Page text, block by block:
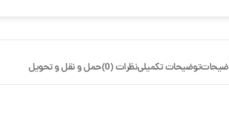
توضیحات تکمیلینظرات (0) حمل و نقل و تحویل